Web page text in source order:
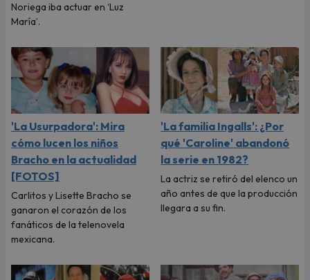
Noriega iba actuar en ‘Luz
María’.
'La Usurpadora': Mira
cómo lucen los niños
Bracho en la actualidad
[FOTOS]
Carlitos y Lisette Bracho se
ganaron el corazón de los
fanáticos de la telenovela
mexicana.
'La familia Ingalls': ¿Por
qué 'Caroline' abandonó
la serie en 1982?
La actriz se retiró del elenco un
año antes de que la producción
llegara a su fin.